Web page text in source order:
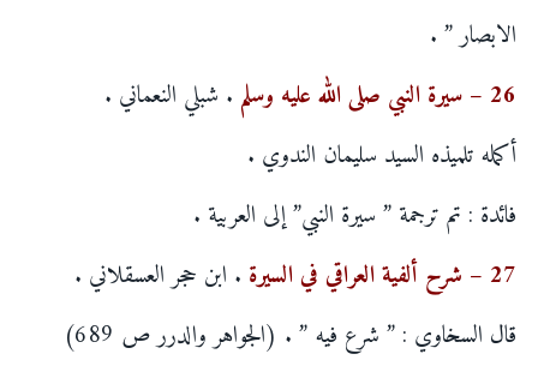
الابصار ” .
26 – سيرة النبي صلى الله عليه وسلم
. شبلي النعماني .
أكمله تلميذه السيد سليمان الندوي .
فائدة : تم ترجمة ” سيرة النبي” إلى العربية .
27 – شرح ألفية العراقي في السيرة
. ابن حجر العسقلاني .
قال السخاوي : ” شرع فيه ” . (الجواهر والدرر ص 689)